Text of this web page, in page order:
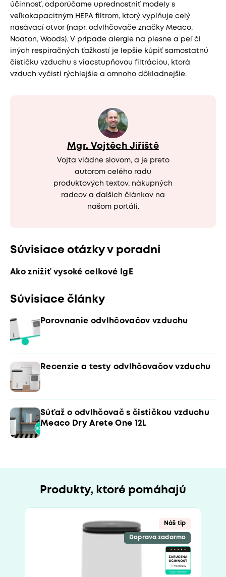
účinnosť, odporúčame uprednostniť modely s
veľkokapacitným HEPA filtrom, ktorý vyplňuje celý
nasávací otvor (napr. odvlhčovače značky Meaco,
Noaton, Woods). V prípade alergie na plesne a peľ či
iných respiračných ťažkostí je lepšie kúpiť samostatnú
čističku vzduchu s viacstupňovou filtráciou, ktorá
vzduch vyčistí rýchlejšie a omnoho dôkladnejšie.
Mgr. Vojtěch Jiřiště
Vojta vládne slovom, a je preto
autorom celého radu
produktových textov, nákupných
radcov a ďalších článkov na
našom portáli.
Súvisiace otázky v poradni
Ako znížiť vysoké celkové IgE
Súvisiace články
Porovnanie odvlhčovačov vzduchu
Recenzie a testy odvlhčovačov vzduchu
Súťaž o odvlhčovač s čističkou vzduchu
Meaco Dry Arete One 12L
Produkty, ktoré pomáhajú
Náš tip
Doprava zadarmo